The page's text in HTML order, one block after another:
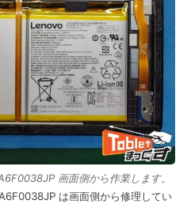
画面側から作業します。
は画面側から修理してい